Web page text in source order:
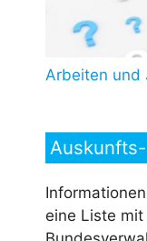
Arbeiten und
eine Liste